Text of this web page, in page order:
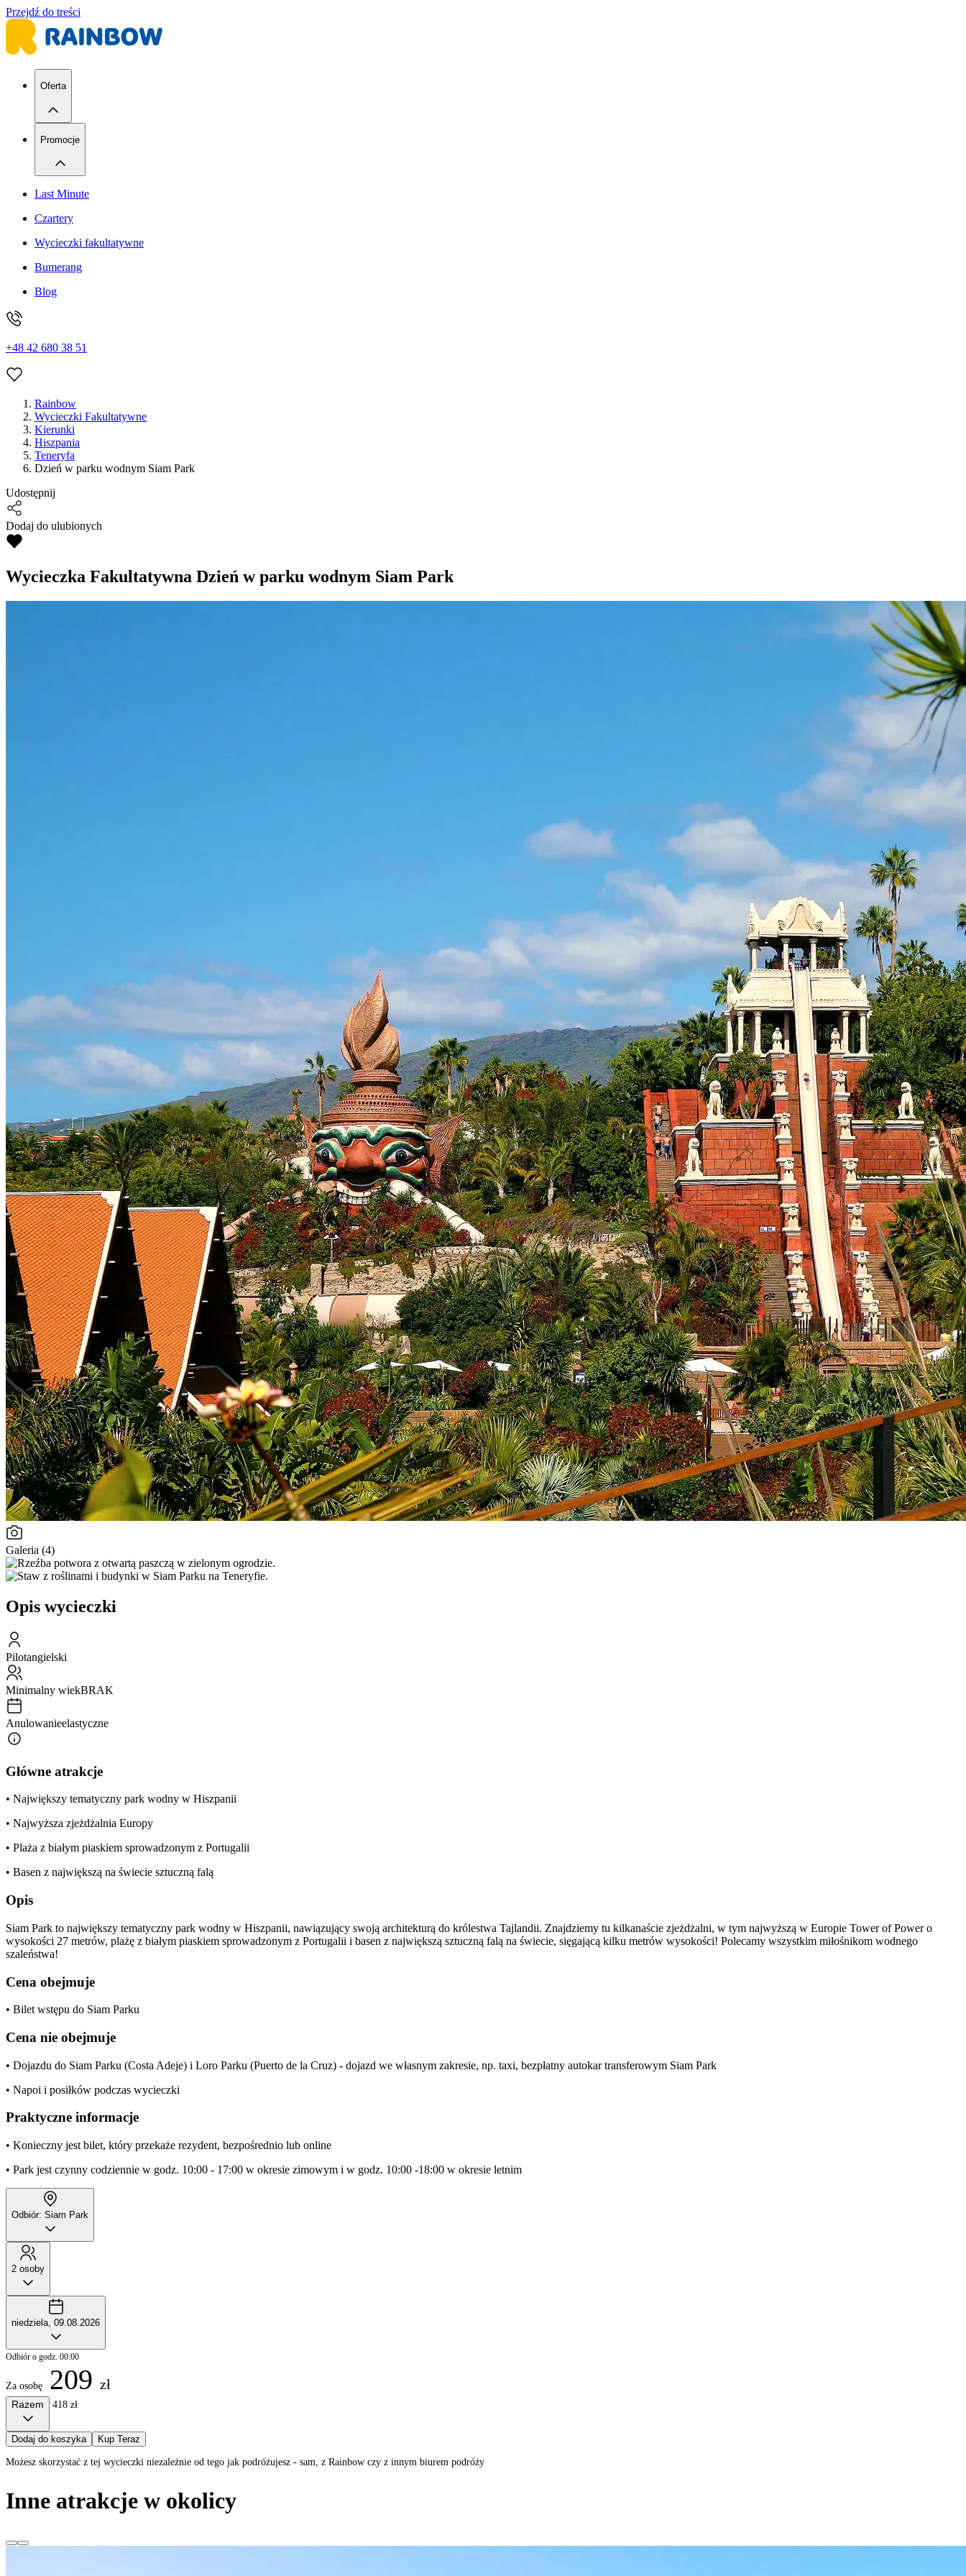
Przejdź do treści
Oferta
Promocje
Last Minute
Czartery
Wycieczki fakultatywne
Bumerang
Blog
+48 42 680 38 51
Rainbow
Wycieczki Fakultatywne
Kierunki
Hiszpania
Teneryfa
Dzień w parku wodnym Siam Park
Udostępnij
Dodaj do ulubionych
Wycieczka Fakultatywna Dzień w parku wodnym Siam Park
Galeria (4)
Opis wycieczki
Pilotangielski
Minimalny wiekBRAK
Anulowanieelastyczne
Główne atrakcje
• Największy tematyczny park wodny w Hiszpanii
• Najwyższa zjeżdżalnia Europy
• Plaża z białym piaskiem sprowadzonym z Portugalii
• Basen z największą na świecie sztuczną falą
Opis
Siam Park to największy tematyczny park wodny w Hiszpanii, nawiązujący swoją architekturą do królestwa Tajlandii. Znajdziemy tu kilkanaście zjeżdżalni, w tym najwyższą w Europie Tower of Power o
wysokości 27 metrów, plażę z białym piaskiem sprowadzonym z Portugalii i basen z największą sztuczną falą na świecie, sięgającą kilku metrów wysokości! Polecamy wszystkim miłośnikom wodnego
szaleństwa!
Cena obejmuje
• Bilet wstępu do Siam Parku
Cena nie obejmuje
• Dojazdu do Siam Parku (Costa Adeje) i Loro Parku (Puerto de la Cruz) - dojazd we własnym zakresie, np. taxi, bezpłatny autokar transferowym Siam Park
• Napoi i posiłków podczas wycieczki
Praktyczne informacje
• Konieczny jest bilet, który przekaże rezydent, bezpośrednio lub online
• Park jest czynny codziennie w godz. 10:00 - 17:00 w okresie zimowym i w godz. 10:00 -18:00 w okresie letnim
Odbiór: Siam Park
2 osoby
niedziela, 09.08.2026
Odbiór o godz. 00:00
Za osobę 209 zł
Razem 418 zł
Dodaj do koszyka Kup Teraz
Możesz skorzystać z tej wycieczki niezależnie od tego jak podróżujesz - sam, z Rainbow czy z innym biurem podróży
Inne atrakcje w okolicy